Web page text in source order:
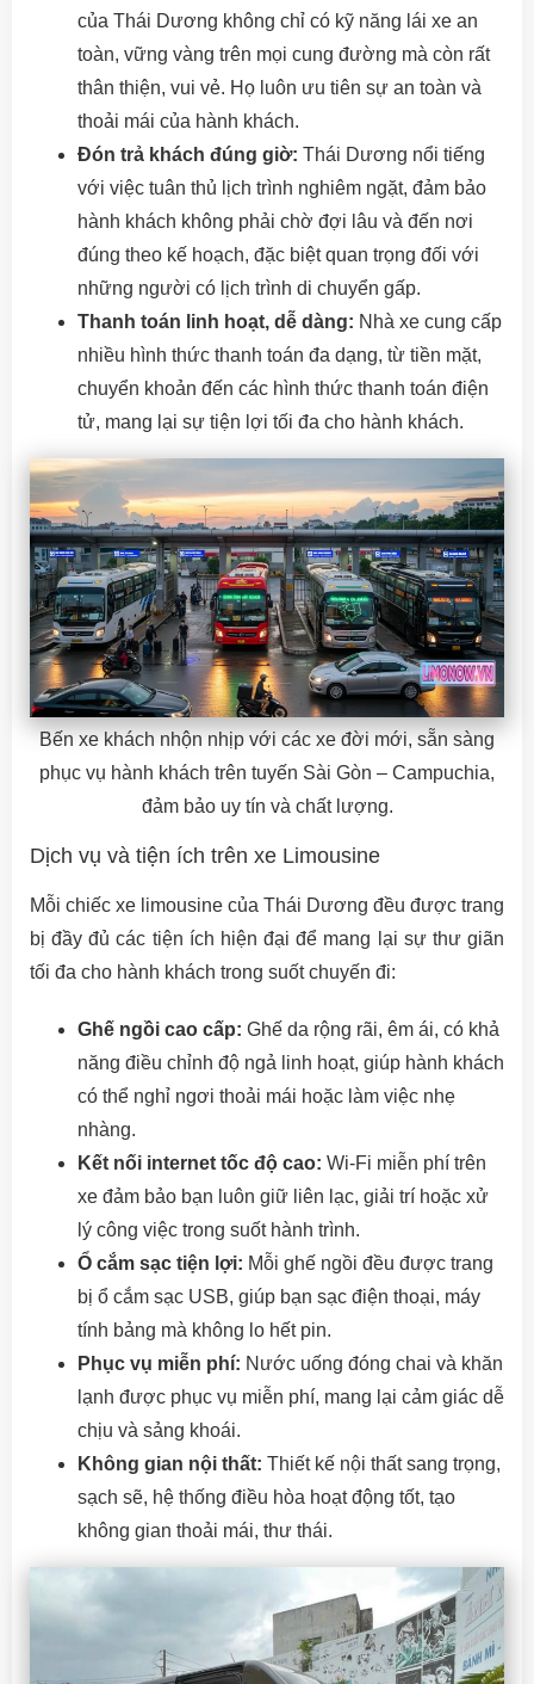
của Thái Dương không chỉ có kỹ năng lái xe an
toàn, vững vàng trên mọi cung đường mà còn rất
thân thiện, vui vẻ. Họ luôn ưu tiên sự an toàn và
thoải mái của hành khách.
Đón trả khách đúng giờ: Thái Dương nổi tiếng
với việc tuân thủ lịch trình nghiêm ngặt, đảm bảo
hành khách không phải chờ đợi lâu và đến nơi
đúng theo kế hoạch, đặc biệt quan trọng đối với
những người có lịch trình di chuyển gấp.
Thanh toán linh hoạt, dễ dàng: Nhà xe cung cấp
nhiều hình thức thanh toán đa dạng, từ tiền mặt,
chuyển khoản đến các hình thức thanh toán điện
tử, mang lại sự tiện lợi tối đa cho hành khách.
Bến xe khách nhộn nhịp với các xe đời mới, sẵn sàng
phục vụ hành khách trên tuyến Sài Gòn – Campuchia,
đảm bảo uy tín và chất lượng.
Dịch vụ và tiện ích trên xe Limousine
Mỗi chiếc xe limousine của Thái Dương đều được trang
bị đầy đủ các tiện ích hiện đại để mang lại sự thư giãn
tối đa cho hành khách trong suốt chuyến đi:
Ghế ngồi cao cấp: Ghế da rộng rãi, êm ái, có khả
năng điều chỉnh độ ngả linh hoạt, giúp hành khách
có thể nghỉ ngơi thoải mái hoặc làm việc nhẹ
nhàng.
Kết nối internet tốc độ cao: Wi-Fi miễn phí trên
xe đảm bảo bạn luôn giữ liên lạc, giải trí hoặc xử
lý công việc trong suốt hành trình.
Ổ cắm sạc tiện lợi: Mỗi ghế ngồi đều được trang
bị ổ cắm sạc USB, giúp bạn sạc điện thoại, máy
tính bảng mà không lo hết pin.
Phục vụ miễn phí: Nước uống đóng chai và khăn
lạnh được phục vụ miễn phí, mang lại cảm giác dễ
chịu và sảng khoái.
Không gian nội thất: Thiết kế nội thất sang trọng,
sạch sẽ, hệ thống điều hòa hoạt động tốt, tạo
không gian thoải mái, thư thái.